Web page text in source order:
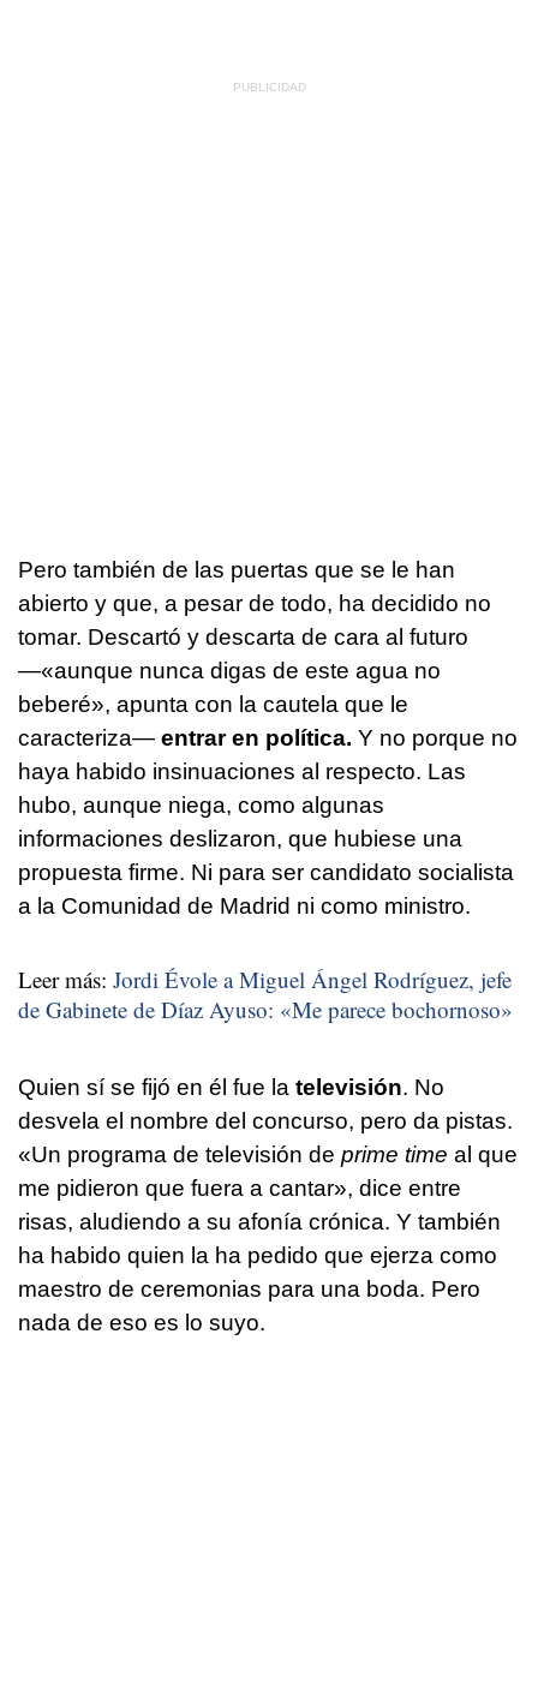
Pero también de las puertas que se le han
abierto y que, a pesar de todo, ha decidido no
tomar. Descartó y descarta de cara al futuro
—«aunque nunca digas de este agua no
beberé», apunta con la cautela que le
caracteriza— entrar en política. Y no porque no
haya habido insinuaciones al respecto. Las
hubo, aunque niega, como algunas
informaciones deslizaron, que hubiese una
propuesta firme. Ni para ser candidato socialista
a la Comunidad de Madrid ni como ministro.
Leer más: Jordi Évole a Miguel Ángel Rodríguez, jefe
de Gabinete de Díaz Ayuso: «Me parece bochornoso»
Quien sí se fijó en él fue la televisión. No
desvela el nombre del concurso, pero da pistas.
«Un programa de televisión de prime time al que
me pidieron que fuera a cantar», dice entre
risas, aludiendo a su afonía crónica. Y también
ha habido quien la ha pedido que ejerza como
maestro de ceremonias para una boda. Pero
nada de eso es lo suyo.